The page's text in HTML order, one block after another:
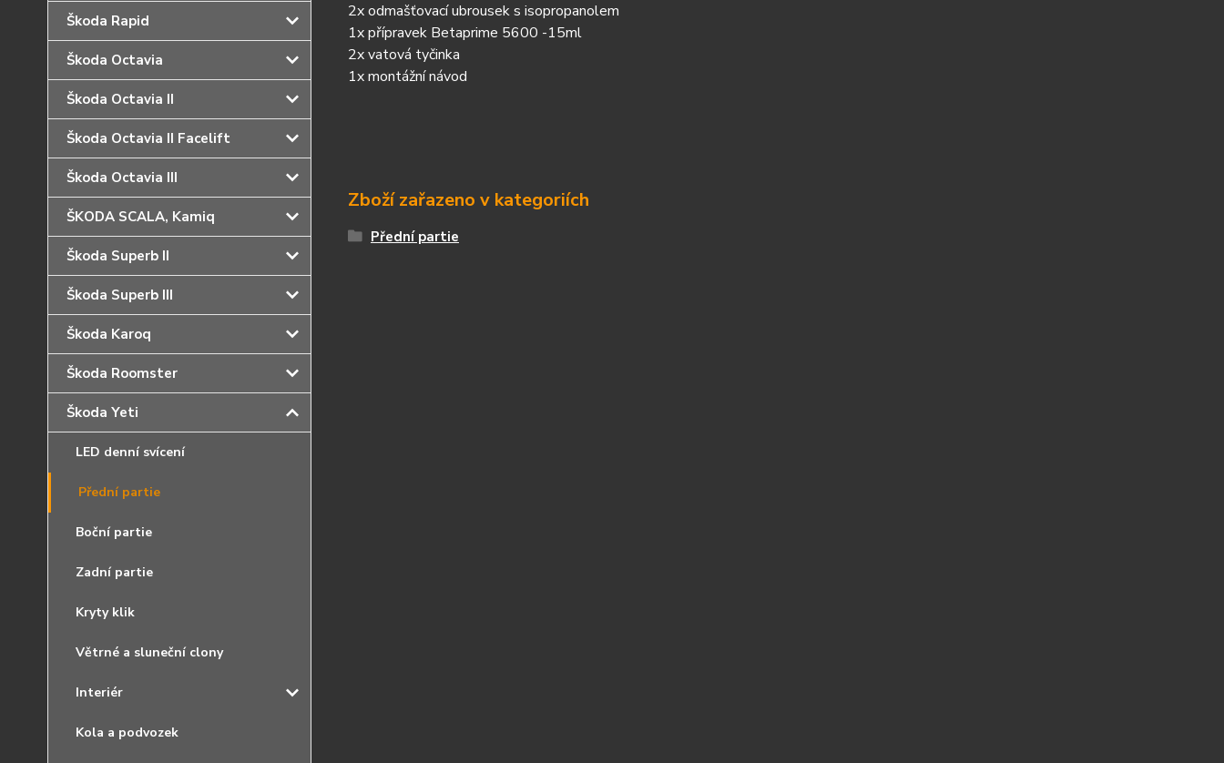
Škoda Rapid
Škoda Octavia
Škoda Octavia II
Škoda Octavia II Facelift
Škoda Octavia III
ŠKODA SCALA, Kamiq
Škoda Superb II
Škoda Superb III
Škoda Karoq
Škoda Roomster
Škoda Yeti
LED denní svícení
Přední partie
Boční partie
Zadní partie
Kryty klik
Větrné a sluneční clony
Interiér
Kola a podvozek
2x odmašťovací ubrousek s isopropanolem
1x přípravek Betaprime 5600 -15ml
2x vatová tyčinka
1x montážní návod
Zboží zařazeno v kategoriích
Přední partie